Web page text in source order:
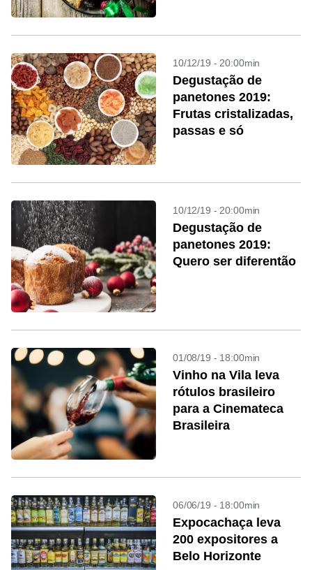
10/12/19 - 20:00min
Degustação de
panetones 2019:
Frutas cristalizadas,
passas e só
10/12/19 - 20:00min
Degustação de
panetones 2019:
Quero ser diferentão
01/08/19 - 18:00min
Vinho na Vila leva
rótulos brasileiro
para a Cinemateca
Brasileira
06/06/19 - 18:00min
Expocachaça leva
200 expositores a
Belo Horizonte